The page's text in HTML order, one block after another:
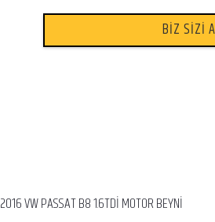
BİZ SİZİ
2016 VW PASSAT B8 1.6TDİ MOTOR BEYNİ